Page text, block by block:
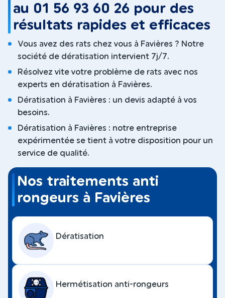
au 01 56 93 60 26 pour des
résultats rapides et efficaces
Vous avez des rats chez vous à Favières ? Notre
société de dératisation intervient 7j/7.
Résolvez vite votre problème de rats avec nos
experts en dératisation à Favières.
Dératisation à Favières : un devis adapté à vos
besoins.
Dératisation à Favières : notre entreprise
expérimentée se tient à votre disposition pour un
service de qualité.
Nos traitements anti
rongeurs à Favières
Dératisation
Hermétisation anti-rongeurs